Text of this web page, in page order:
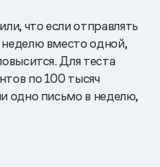
что если отправлять
вместо одной,
Для теста
по 100 тысяч
одно письмо в неделю,